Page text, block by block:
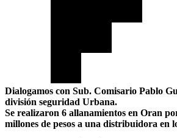
Dialogamos con Sub. Comisario Pablo
división seguridad Urbana.
Se realizaron 6 allanamientos en Oran
millones de pesos a una distribuidora en